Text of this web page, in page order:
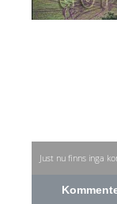
Just nu finns inga